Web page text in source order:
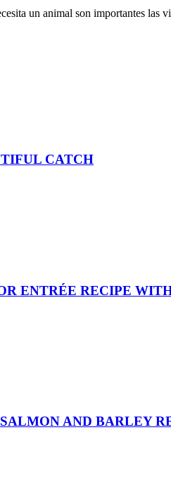
un animal son importantes las
CATCH
ENTRÉE RECIPE
AND BARLEY